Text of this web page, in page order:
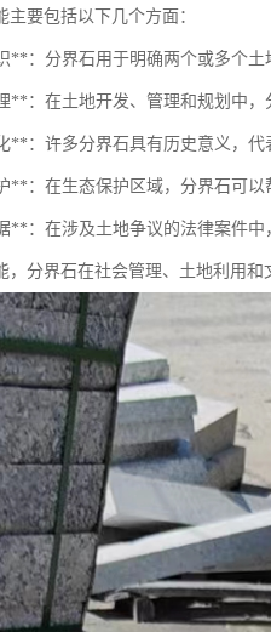
主要包括以下几个方面：
**：分界石用于明确两个或多个土
**：在土地开发、管理和规划中，
**：许多分界石具有历史意义，代
**：在生态保护区域，分界石可以
**：在涉及土地争议的法律案件中
，分界石在社会管理、土地利用和